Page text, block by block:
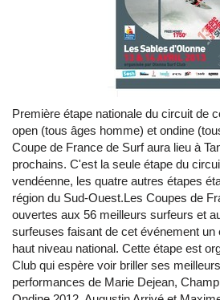
Première étape nationale du circuit de
open (tous âges homme) et ondine
Coupe de France de Surf aura lieu à
prochains. C'est la seule étape du
vendéenne, les quatre autres étapes
région du Sud-Ouest.Les Coupes de
ouvertes aux 56 meilleurs surfeurs et
surfeuses faisant de cet événement un
haut niveau national. Cette étape est
Club qui espère voir briller ses
performances de Marie Dejean,